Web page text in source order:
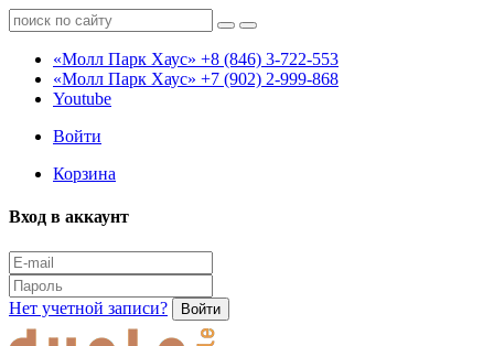
«Молл Парк Хаус» +8 (846) 3-722-553
«Молл Парк Хаус» +7 (902) 2-999-868
Youtube
Войти
Корзина
Вход в аккаунт
Нет учетной записи? Войти